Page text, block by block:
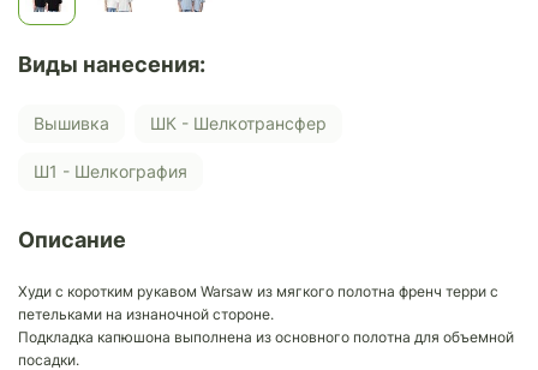
Виды нанесения:
Вышивка ШК - Шелкотрансфер
Ш1 - Шелкография
Описание
Худи с коротким рукавом Warsaw из мягкого полотна френч терри с
петельками на изнаночной стороне.
Подкладка капюшона выполнена из основного полотна для объемной
посадки.